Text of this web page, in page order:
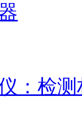
：检